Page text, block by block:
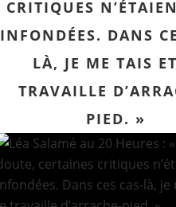
CRITIQUES
INFONDÉES. DANS
LÀ, JE ME TAIS
TRAVAILLE
PIED. »